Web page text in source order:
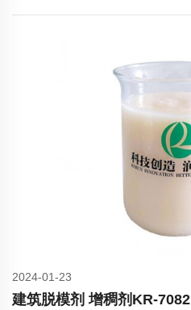
2024-01-23
建筑脱模剂 增稠剂KR-7082